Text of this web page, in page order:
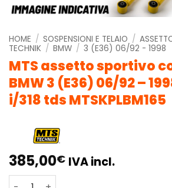
HOME / SOSPENSIONI E TELAIO /
TECHNIK / BMW / 3 (E36) 06/92 - 1998
MTS assetto sportivo
BMW 3 (E36) 06/92 –
i/318 tds MTSKPLBM165
385,00€ IVA incl.
MTS assetto sportivo completo